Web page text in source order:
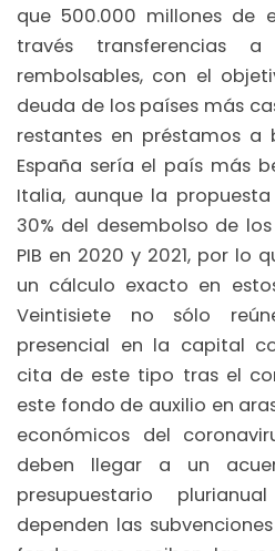
que 500.000 millones de
través transferencias
rembolsables, con el
deuda de los países más
restantes en préstamos a
España sería el país más
Italia, aunque la
30% del desembolso de
PIB en 2020 y 2021, por lo
un cálculo exacto en
Veintisiete no sólo
presencial en la capital
cita de este tipo tras el
este fondo de auxilio en
económicos del
deben llegar a un
presupuestario
dependen las